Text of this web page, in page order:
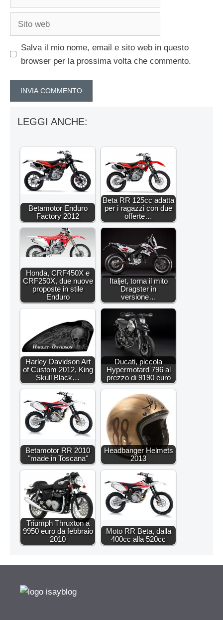
Salva il mio nome, email e sito web in questo
browser per la prossima volta che commento.
LEGGI ANCHE:
Betamotor Enduro
Factory 2012
Beta RR 125cc adatta
per i ragazzi con due
offerte…
Honda, CRF450X e
CRF250X, due nuove
proposte in stile
Enduro
Italjet, torna il mito
Dragster in
versione…
Harley Davidson Art
of Custom 2012, King
Skull Black…
Ducati, piccola
Hypermotard 796 al
prezzo di 9190 euro
Betamotor RR 2010
"made in Toscana"
Headbanger Helmets
2013
Triumph Thruxton a
9950 euro da febbraio
2010
Moto RR Beta, dalla
400cc alla 520cc